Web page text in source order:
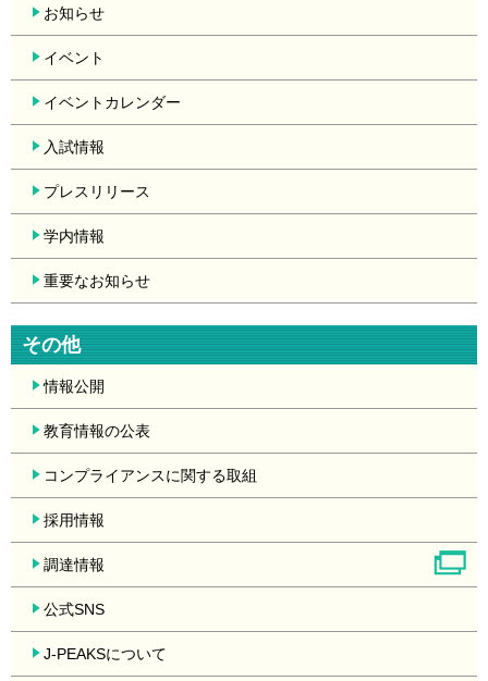
お知らせ
イベント
イベントカレンダー
入試情報
プレスリリース
学内情報
重要なお知らせ
その他
情報公開
教育情報の公表
コンプライアンスに関する取組
採用情報
調達情報
公式SNS
J-PEAKSについて